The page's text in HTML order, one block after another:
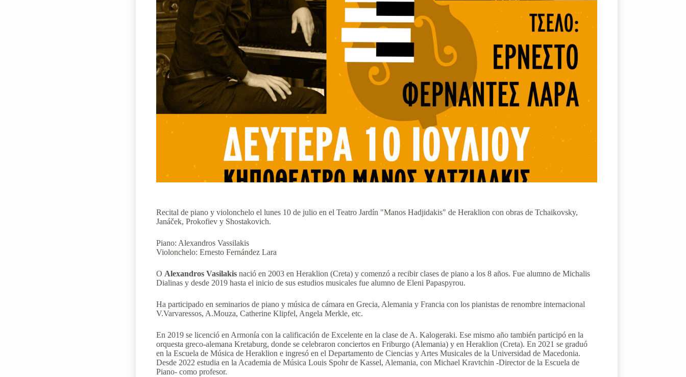
Recital de piano y violonchelo el lunes 10 de julio en el Teatro Jardín "Manos Hadjidakis" de Heraklion con obras de Tchaikovsky,
Janáček, Prokofiev y Shostakovich.
Piano: Alexandros Vassilakis
Violonchelo: Ernesto Fernández Lara
Ο Alexandros Vasilakis nació en 2003 en Heraklion (Creta) y comenzó a recibir clases de piano a los 8 años. Fue alumno de Michalis
Dialinas y desde 2019 hasta el inicio de sus estudios musicales fue alumno de Eleni Papaspyrou.
Ha participado en seminarios de piano y música de cámara en Grecia, Alemania y Francia con los pianistas de renombre internacional
V.Varvaressos, A.Mouza, Catherine Klipfel, Angela Merkle, etc.
En 2019 se licenció en Armonía con la calificación de Excelente en la clase de A. Kalogeraki. Ese mismo año también participó en la
orquesta greco-alemana Kretaburg, donde se celebraron conciertos en Friburgo (Alemania) y en Heraklion (Creta). En 2021 se graduó
en la Escuela de Música de Heraklion e ingresó en el Departamento de Ciencias y Artes Musicales de la Universidad de Macedonia.
Desde 2022 estudia en la Academia de Música Louis Spohr de Kassel, Alemania, con Michael Kravtchin -Director de la Escuela de
Piano- como profesor.